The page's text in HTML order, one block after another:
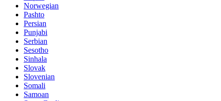
Norwegian
Pashto
Persian
Punjabi
Serbian
Sesotho
Sinhala
Slovak
Slovenian
Somali
Samoan